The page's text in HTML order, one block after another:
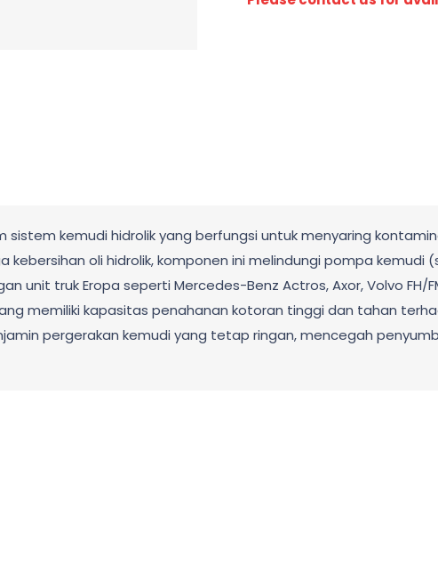
kemudi hidrolik yang berfungsi untuk menyaring
kebersihan oli hidrolik, komponen ini melindungi pompa
unit truk Eropa seperti Mercedes-Benz Actros, Axor, Volvo FH/
memiliki kapasitas penahanan kotoran tinggi dan tahan
pergerakan kemudi yang tetap ringan, mencegah